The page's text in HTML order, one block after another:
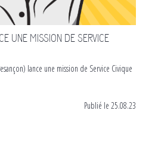
UNE MISSION DE SERVICE
lance une mission de Service Civique
Publié le 25.08.23